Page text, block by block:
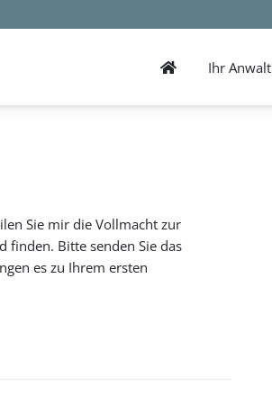
Ihr Anwalt
Sie mir die Vollmacht zur
finden. Bitte senden Sie das
es zu Ihrem ersten